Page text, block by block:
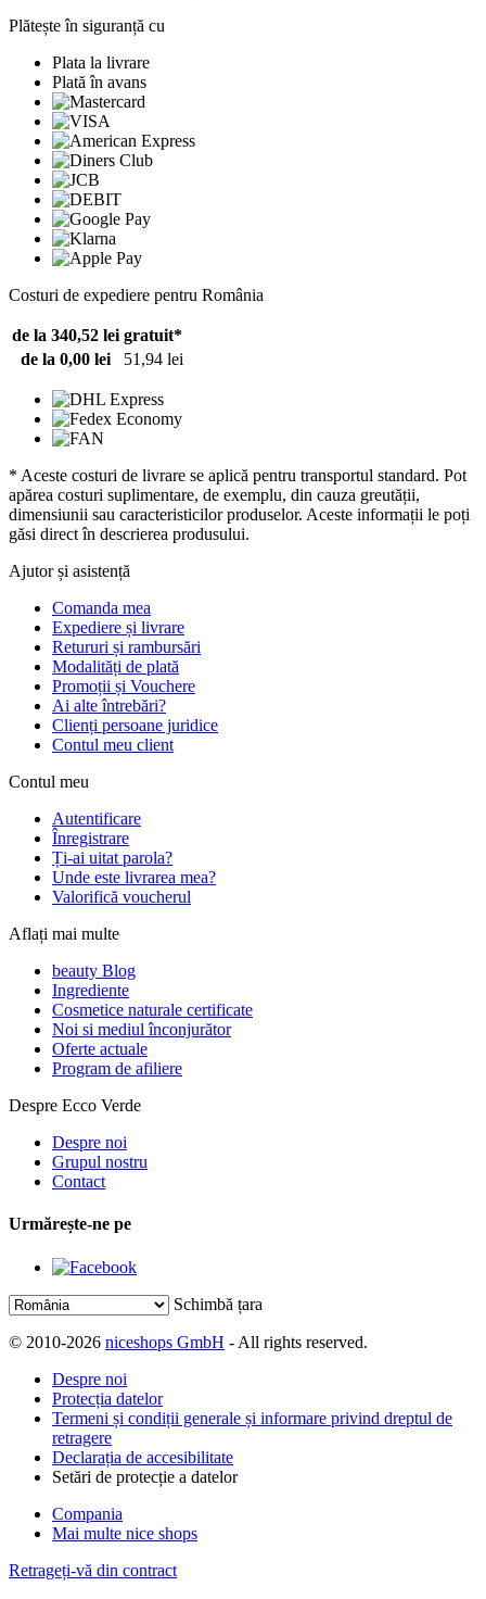
Plătește în siguranță cu
Plata la livrare
Plată în avans
Costuri de expediere pentru România
de la 340,52 lei gratuit*
de la 0,00 lei
51,94 lei
* Aceste costuri de livrare se aplică pentru transportul standard. Pot
apărea costuri suplimentare, de exemplu, din cauza greutății,
dimensiunii sau caracteristicilor produselor. Aceste informații le poți
găsi direct în descrierea produsului.
Ajutor și asistență
Comanda mea
Expediere și livrare
Retururi și rambursări
Modalități de plată
Promoții și Vouchere
Ai alte întrebări?
Clienți persoane juridice
Contul meu client
Contul meu
Autentificare
Înregistrare
Ți-ai uitat parola?
Unde este livrarea mea?
Valorifică voucherul
Aflați mai multe
beauty Blog
Ingrediente
Cosmetice naturale certificate
Noi si mediul înconjurător
Oferte actuale
Program de afiliere
Despre Ecco Verde
Despre noi
Grupul nostru
Contact
Urmărește-ne pe
Schimbă țara
© 2010-2026 niceshops GmbH - All rights reserved.
Despre noi
Protecția datelor
Termeni și condiții generale și informare privind dreptul de
retragere
Declarația de accesibilitate
Setări de protecție a datelor
Compania
Mai multe nice shops
Retrageți-vă din contract